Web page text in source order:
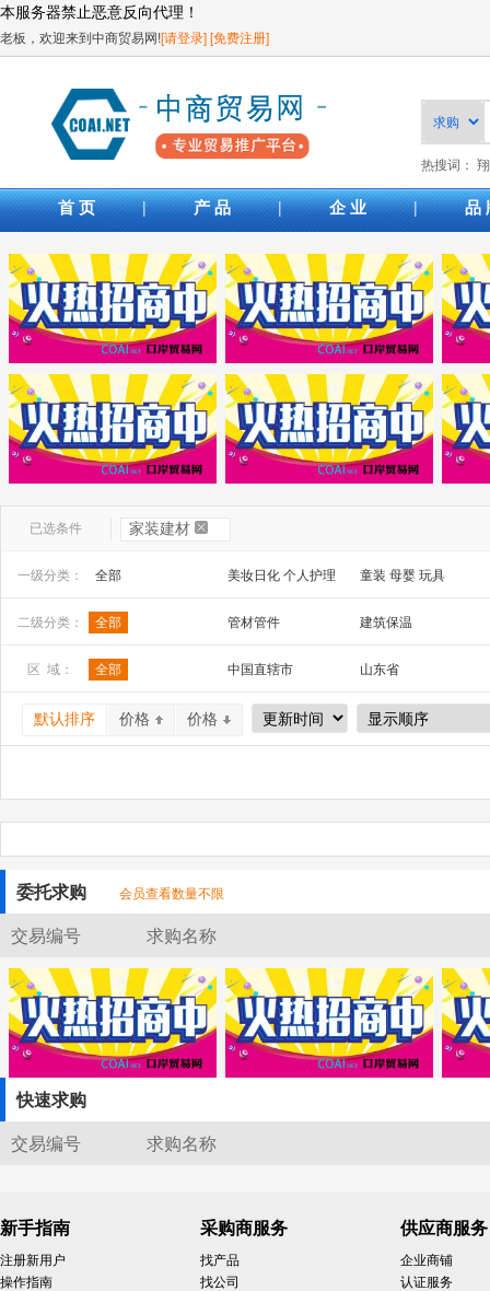
本服务器禁止恶意反向代理！
老板，欢迎来到中商贸易网![请登录][免费注册]
热搜词：
首 页 | 产 品 | 企 业 | 品
已选条件 家装建材
一级分类： 全部 美妆日化 个人护理
童装 母婴 玩具
安全防护 五金工具
家装建材 机床 机械及行业设备
二级分类： 全部 管材管件 建筑保温
区 域： 全部 中国直辖市
山东省
广西
辽宁省
吉林省
宁夏
四川省 贵州省
默认排序 价格 价格
交易双方请严格遵守平台的规则，不要发布平台禁止的言论和不良信
委托求购 会员查看数量不限
交易编号 求购名称
快速求购
交易编号
求购名称
新手指南
注册新用户
操作指南
采购商服务
找产品
找公司
供应商服务
企业商铺
认证服务